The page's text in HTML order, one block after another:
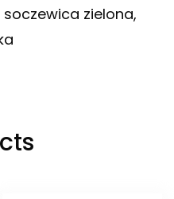
zielona,